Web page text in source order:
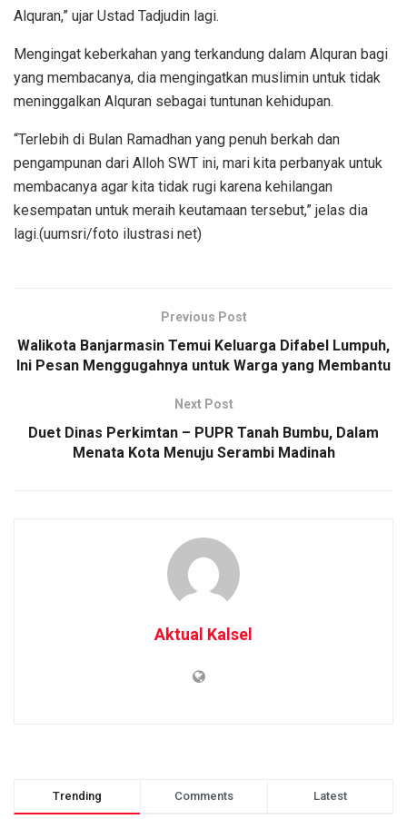
Alquran,” ujar Ustad Tadjudin lagi.
Mengingat keberkahan yang terkandung dalam Alquran bagi
yang membacanya, dia mengingatkan muslimin untuk tidak
meninggalkan Alquran sebagai tuntunan kehidupan.
“Terlebih di Bulan Ramadhan yang penuh berkah dan
pengampunan dari Alloh SWT ini, mari kita perbanyak untuk
membacanya agar kita tidak rugi karena kehilangan
kesempatan untuk meraih keutamaan tersebut,” jelas dia
lagi.(uumsri/foto ilustrasi net)
Previous Post
Walikota Banjarmasin Temui Keluarga Difabel Lumpuh,
Ini Pesan Menggugahnya untuk Warga yang Membantu
Next Post
Duet Dinas Perkimtan – PUPR Tanah Bumbu, Dalam
Menata Kota Menuju Serambi Madinah
Aktual Kalsel
Trending Comments Latest